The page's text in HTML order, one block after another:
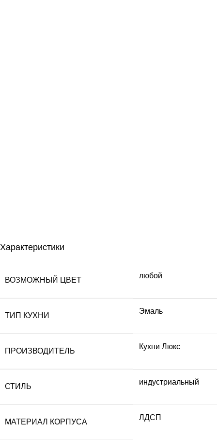
Характеристики
ВОЗМОЖНЫЙ ЦВЕТ
любой
ТИП КУХНИ
Эмаль
ПРОИЗВОДИТЕЛЬ
Кухни Люкс
СТИЛЬ
индустриальный
МАТЕРИАЛ КОРПУСА
ЛДСП